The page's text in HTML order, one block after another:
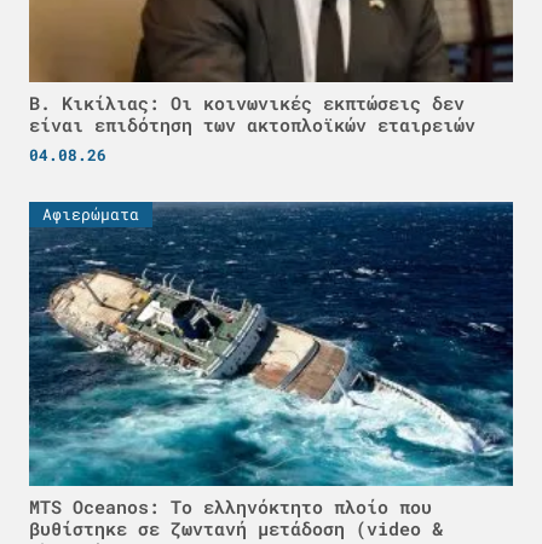
Β. Κικίλιας: Οι κοινωνικές εκπτώσεις δεν
είναι επιδότηση των ακτοπλοϊκών εταιρειών
04.08.26
Αφιερώματα
MTS Oceanos: Το ελληνόκτητο πλοίο που
βυθίστηκε σε ζωντανή μετάδοση (video &